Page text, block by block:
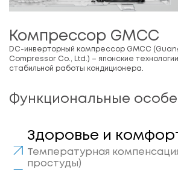
Компрессор GMCC
DC-инверторный компрессор GMCC (Guangdong Midea-Welling
Compressor Co., Ltd.) – японские
стабильной работы кондиционера.
Функциональные
Здоровье и
Температурная
простуды)